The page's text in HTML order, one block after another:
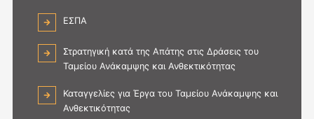
ΕΣΠΑ
Στρατηγική κατά της Απάτης στις Δράσεις του
Ταμείου Ανάκαμψης και Ανθεκτικότητας
Καταγγελίες για Έργα του Ταμείου Ανάκαμψης και
Ανθεκτικότητας